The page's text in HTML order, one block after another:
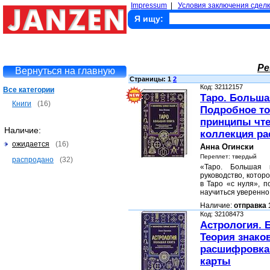
Impressum Условия заключения
Я ищу:
Вернуться на главную
Все категории
Книги
(16)
Наличие:
ожидается
(16)
распродано
(32)
Страницы: 1 2
Код: 32112157
Таро.
Подробное
принципы
коллекция
Анна Огински
Переплет: твердый
«Таро. Большая
руководство,
в Таро «с нуля»,
научиться
Наличие: отправка
Код: 32108473
Астрология.
Теория
карты